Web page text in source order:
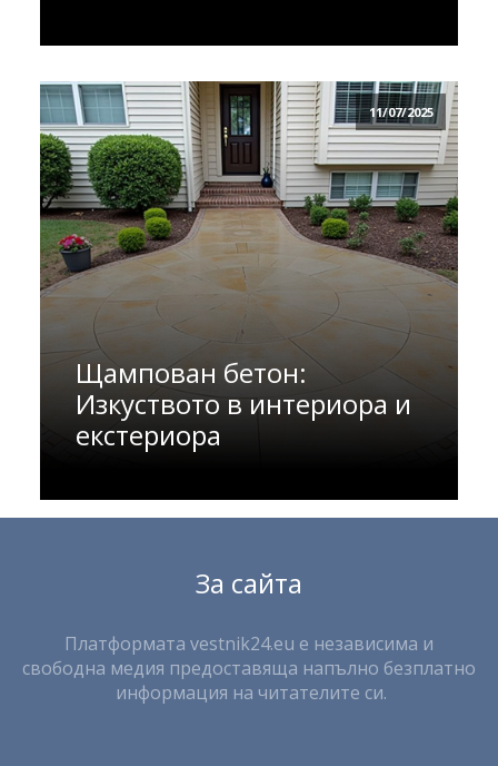
11/07/2025
Щампован бетон:
Изкуството в интериора и
екстериора
За сайта
Платформата vestnik24.eu е независима и
свободна медия предоставяща напълно безплатно
информация на читателите си.